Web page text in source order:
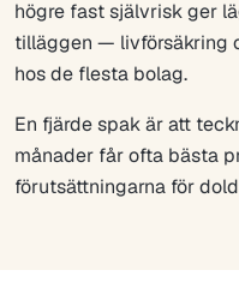
högre fast självrisk ger
tilläggen — livförsäkring
hos de flesta bolag.
En fjärde spak är att
månader får ofta bästa
förutsättningarna för